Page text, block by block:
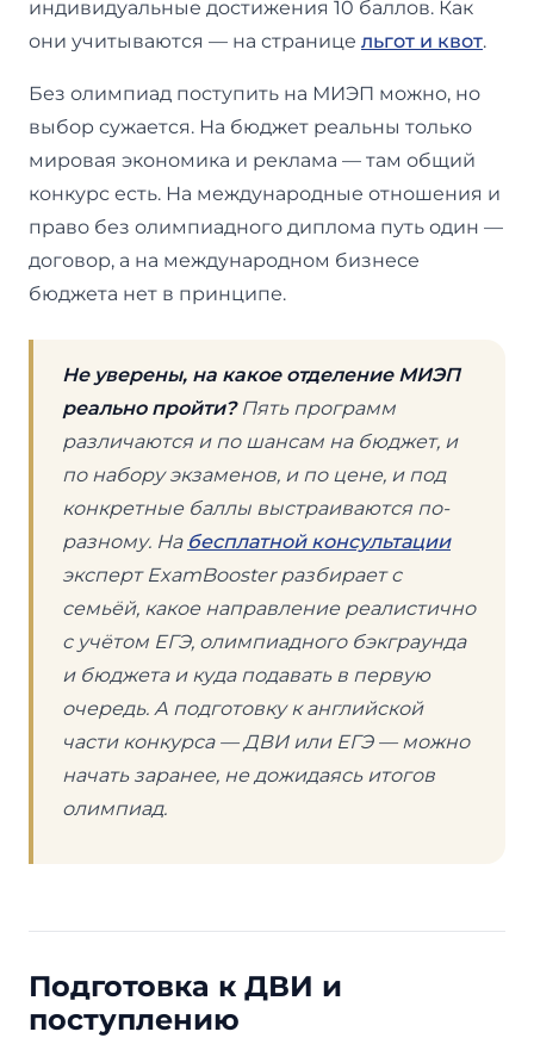
индивидуальные достижения 10 баллов. Как
они учитываются — на странице льгот и квот.
Без олимпиад поступить на МИЭП можно, но
выбор сужается. На бюджет реальны только
мировая экономика и реклама — там общий
конкурс есть. На международные отношения и
право без олимпиадного диплома путь один —
договор, а на международном бизнесе
бюджета нет в принципе.
Не уверены, на какое отделение МИЭП
реально пройти?Пять программ
различаются и по шансам на бюджет, и
по набору экзаменов, и по цене, и под
конкретные баллы выстраиваются по-
разному. На бесплатной консультации
эксперт ExamBooster разбирает с
семьёй, какое направление реалистично
с учётом ЕГЭ, олимпиадного бэкграунда
и бюджета и куда подавать в первую
очередь. А подготовку к английской
части конкурса — ДВИ или ЕГЭ — можно
начать заранее, не дожидаясь итогов
олимпиад.
Подготовка к ДВИ и
поступлению